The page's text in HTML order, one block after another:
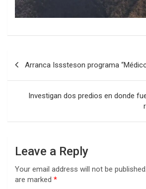
Arranca Isssteson programa
Investigan dos predios en donde
Leave a Reply
Your email address will not be published.
are marked *